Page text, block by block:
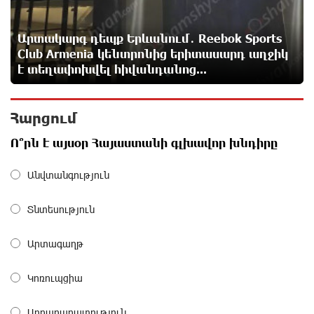
Սիրո, ազատության ու պարտքի մասին՝
գրականությամբ, փիլիսոփայությամբ ու
քաղաքականությամբ. Մենուա Սողոմոնյան
Հանձնվել թուրքական ողորմածությա՞նը, թե՞
Ավետիք Չալաբյանի ուղերձը կալանավայրից
Ազգային ժողովը լեգիտիմ չէ, քանի որ
իշխանությունը կեղծել է ընտրությունները. Ցոլակ
Մեր երկրում իշխանության և ընդդիմության
Արտակարգ դեպք Երևանում․ Reebok Sports
Club Armenia կենտրոնից երիտասարդ աղջիկ
է տեղափոխվել հիվանդանոց...
Հարցում
Ո՞րն է այսօր Հայաստանի գլխավոր խնդիրը
Անվտանգություն
Տնտեսություն
Արտագաղթ
Կոռուպցիա